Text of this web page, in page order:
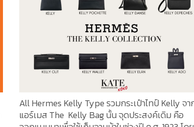
แปรงขนน้องหมา Hermes ชิ้นนี้ ทำมาจากวัสดุธรรม
อย่างไม้บีช...
แฟชั่นสัญชาติฝรั่งเศส Hermes ครองตำแหน่งแบร
หรูหรา ที่มีอายุเก่าแก่ที่สุดในโลก ที่ยังคงเปิดดำเนินก
อยู่ในปัจจุบัน ก่อตั้งครั้งแรกเมื่อปี ค.ศ. 1837 โดย
Thierry Hermes เดิมที่แบรนด์ Hermes เป็นเจ้าของ
ธุรกิจจำหน่ายอุปกรณ์สำหรับการขี่ม้า โดยได้ผลิตอา
และอุปกรณ์ขี่ม้าอื่น ๆ แก่เหล่าบรรดาขุนนางและชนชั้น
สูง กระเป๋าใบแรกที่ออกแบบโดย Hermes ได้แรง
บันดาลใจมาจากกระเป๋าสำหรับใส่อานม้า ตามมาด้วย
ผลิตภัณฑ์ที่ประสบความสำเร็จและโดดเด่นที่สุด ได้แ
กระเป๋า Kelly และ Birkin ในช่วงหลายปีที่ผ่านมา แบรนด์
All Hermes Kelly Type รวมกระเป๋าไทป์ Kelly จา
แอร์เมส The Kelly Bag นั้น จุดประสงค์เดิม คือ